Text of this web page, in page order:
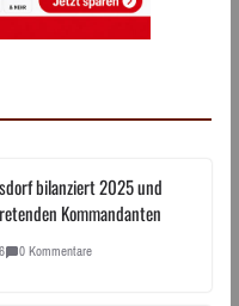
bilanziert 2025 und
Kommandanten
0 Kommentare